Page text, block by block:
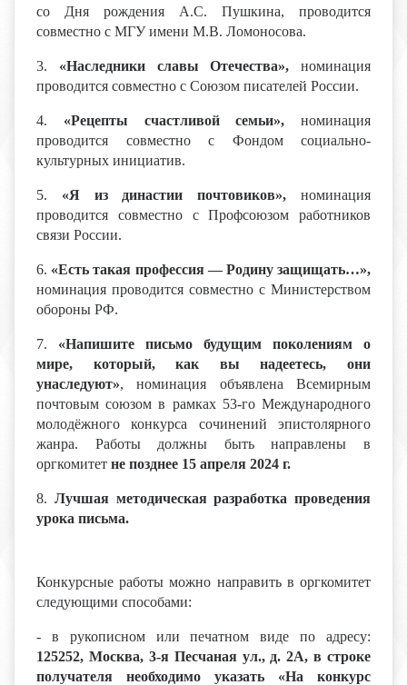
со Дня рождения А.С. Пушкина, проводится
совместно с МГУ имени М.В. Ломоносова.
3. «Наследники славы Отечества», номинация
проводится совместно с Союзом писателей России.
4. «Рецепты счастливой семьи», номинация
проводится совместно с Фондом социально-
культурных инициатив.
5. «Я из династии почтовиков», номинация
проводится совместно с Профсоюзом работников
связи России.
6. «Есть такая профессия — Родину защищать…»,
номинация проводится совместно с Министерством
обороны РФ.
7. «Напишите письмо будущим поколениям о
мире, который, как вы надеетесь, они
унаследуют», номинация объявлена Всемирным
почтовым союзом в рамках 53-го Международного
молодёжного конкурса сочинений эпистолярного
жанра. Работы должны быть направлены в
оргкомитет не позднее 15 апреля 2024 г.
8. Лучшая методическая разработка проведения
урока письма.
Конкурсные работы можно направить в оргкомитет
следующими способами:
- в рукописном или печатном виде по адресу:
125252, Москва, 3-я Песчаная ул., д. 2А, в строке
получателя необходимо указать «На конкурс